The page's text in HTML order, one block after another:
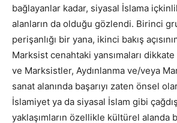
bağlayanlar kadar, siyasal İslama
alanların da olduğu gözlendi. Birinci
perişanlığı bir yana, ikinci bakış
Marksist cenahtaki yansımaları
ve Marksistler, Aydınlanma ve/veya
sanat alanında başarıyı zaten önsel
İslamiyet ya da siyasal İslam gibi
yaklaşımların özellikle kültürel alanda